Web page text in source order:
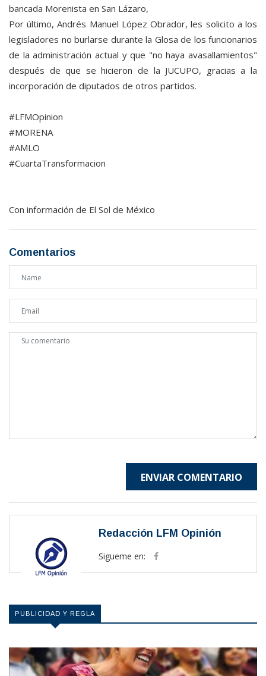
bancada Morenista en San Lázaro,
Por último, Andrés Manuel López Obrador, les solicito a los
legisladores no burlarse durante la Glosa de los funcionarios
de la administración actual y que "no haya avasallamientos"
después de que se hicieron de la JUCUPO, gracias a la
incorporación de diputados de otros partidos.
#LFMOpinion
#MORENA
#AMLO
#CuartaTransformacion
Con información de El Sol de México
Comentarios
ENVIAR COMENTARIO
Redacción LFM Opinión
Sigueme en:
PUBLICIDAD Y REGLA